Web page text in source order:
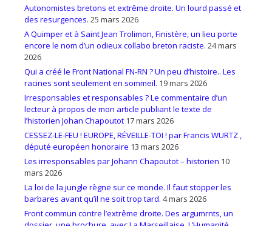
Autonomistes bretons et extrême droite. Un lourd passé et
des resurgences. 25 mars 2026
A Quimper et à Saint Jean Trolimon, Finistère, un lieu porte
encore le nom d’un odieux collabo breton raciste. 24 mars
2026
Qui a créé le Front National FN-RN ? Un peu d’histoire.. Les
racines sont seulement en sommeil. 19 mars 2026
Irresponsables et responsables ? Le commentaire d’un
lecteur à propos de mon article publiant le texte de
l’historien Johan Chapoutot 17 mars 2026
CESSEZ-LE-FEU ! EUROPE, RÉVEILLE-TOI ! par Francis WURTZ ,
député européen honoraire 13 mars 2026
Les irresponsables par Johann Chapoutot – historien 10
mars 2026
La loi de la jungle règne sur ce monde. Il faut stopper les
barbares avant qu’il ne soit trop tard. 4 mars 2026
Front commun contre l’extrême droite. Des argumrnts, un